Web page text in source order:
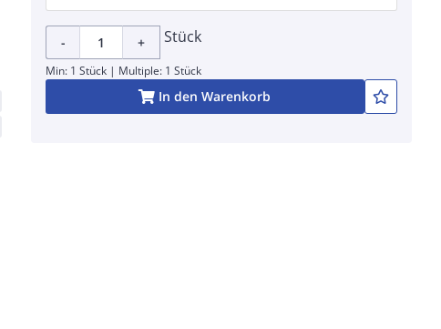
- + Stück
Min: 1 Stück | Multiple: 1 Stück
In den Warenkorb